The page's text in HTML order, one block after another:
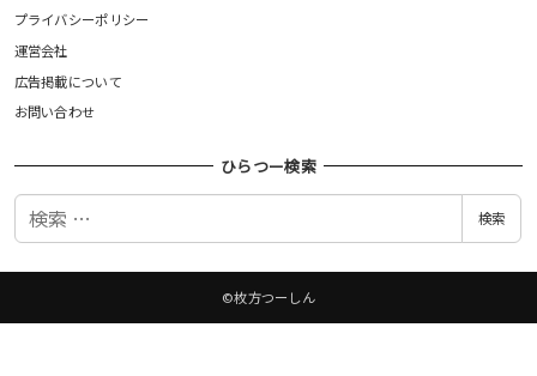
プライバシーポリシー
運営会社
広告掲載について
お問い合わせ
ひらつー検索
検
検索
©枚方つーしん